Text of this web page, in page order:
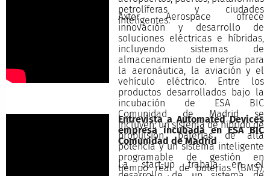
petrolíferas y ciudades
inteligentes.
Axter Aerospace ofrece
innovación y desarrollo de
soluciones eléctricas e híbridas,
incluyendo sistemas de
almacenamiento de energía para
la aeronáutica, la aviación y el
vehículo eléctrico. Entre los
productos desarrollados bajo la
incubación de ESA BIC
Comunidad de Madrid se
incluyen: un sistema de híbrido de
propulsión, baterías de alta
potencia y un sistema inteligente
programable de gestión en
tiempo real de baterías (BMS),
Entrevista a Automated Devices
empresa incubada en ESA BIC
Comunidad de Madrid
La start-up trabaja en el